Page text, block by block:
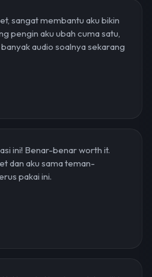
sangat membantu aku bikin
pengin aku ubah cuma satu,
audio soalnya sekarang
ini! Benar-benar worth it.
dan aku sama teman-
pakai ini.